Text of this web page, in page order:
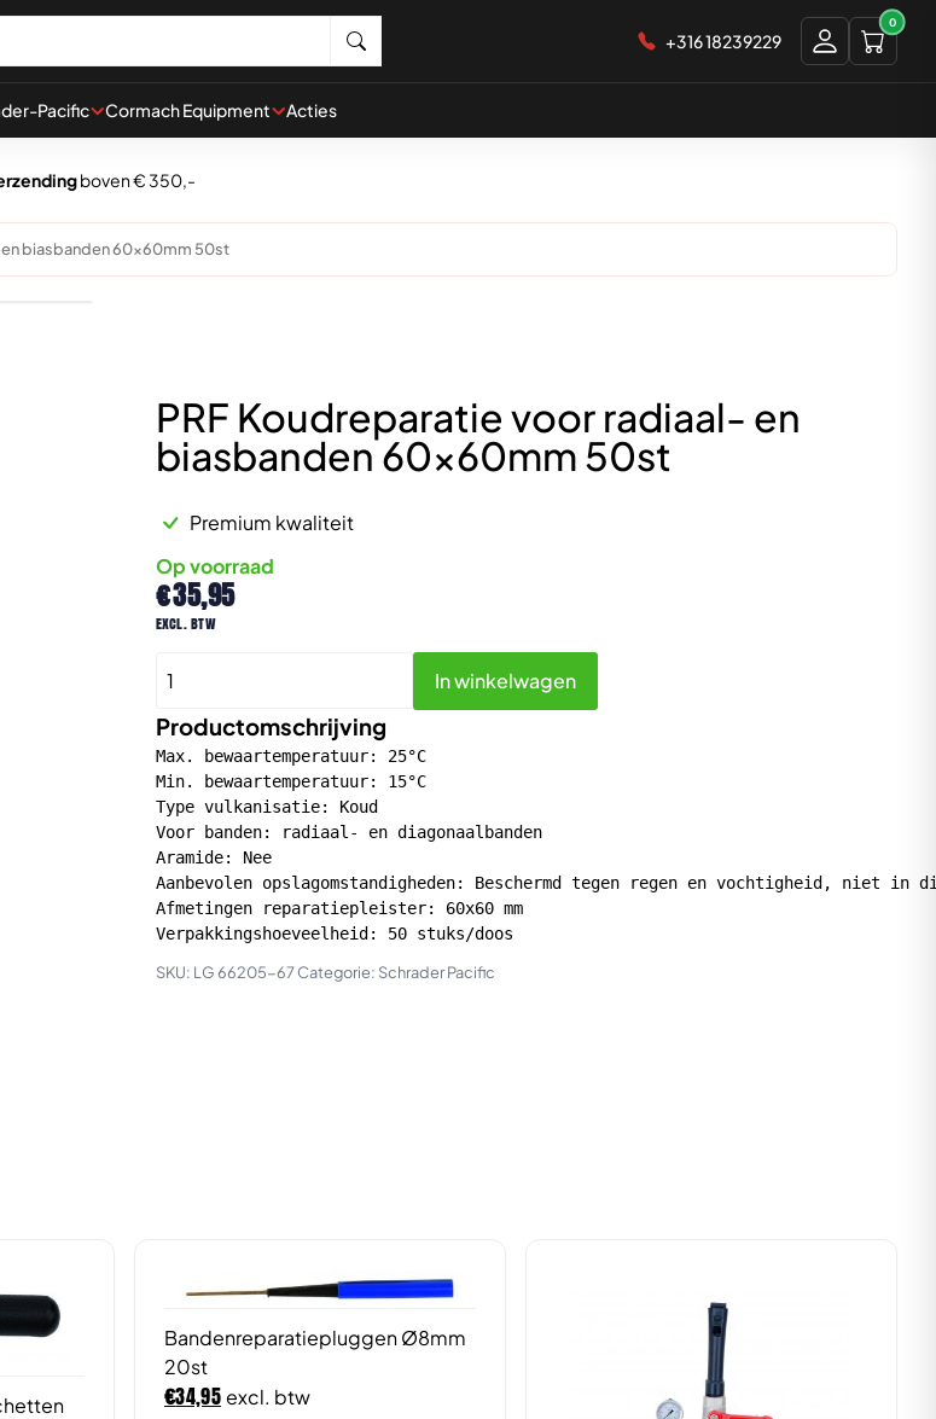
+316 18239229
0
Pacific Cormach Equipment Acties
boven € 350,-
en biasbanden 60x60mm 50st
PRF Koudreparatie voor radiaal- en
biasbanden 60x60mm 50st
€35,95
excl. btw
Premium kwaliteit
Op voorraad
Productomschrijving
Max. bewaartemperatuur: 25°C
Min. bewaartemperatuur: 15°C
Type vulkanisatie: Koud
Voor banden: radiaal- en diagonaalbanden
Aramide: Nee
Aanbevolen opslagomstandigheden: Beschermd tegen regen en vochtigheid, niet
Afmetingen reparatiepleister: 60x60 mm
Verpakkingshoeveelheid: 50 stuks/doos
Koudreparatie
voor
radiaal-
en
biasbanden
60x60mm
50st
aantal
In winkelwagen
SKU: LG 66205-67 Categorie: Schrader Pacific
Bandenreparatiepluggen Ø8mm
20st
€34,95 excl. btw